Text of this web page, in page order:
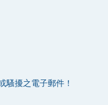
騷擾之電子郵件！